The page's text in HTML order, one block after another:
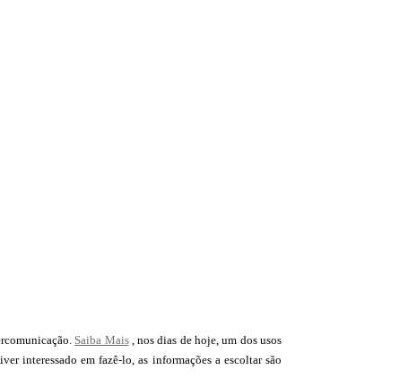
Saiba Mais, nos dias de hoje, um dos usos
interessado em fazê-lo, as informações a escoltar são